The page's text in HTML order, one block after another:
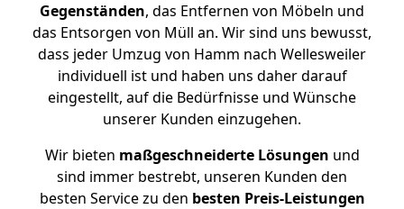
Gegenständen, das Entfernen von Möbeln und
das Entsorgen von Müll an. Wir sind uns bewusst,
dass jeder Umzug von Hamm nach Wellesweiler
individuell ist und haben uns daher darauf
eingestellt, auf die Bedürfnisse und Wünsche
unserer Kunden einzugehen.
Wir bieten maßgeschneiderte Lösungen und
sind immer bestrebt, unseren Kunden den
besten Service zu den besten Preis-Leistungen